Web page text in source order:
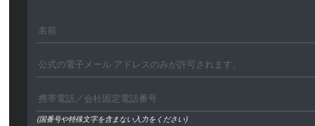
(国番号や特殊文字を含まない入力をください)